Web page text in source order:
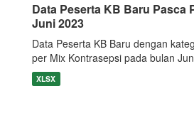
Data Peserta KB Baru Pasca
Juni 2023
Data Peserta KB Baru dengan
per Mix Kontrasepsi pada bulan
XLSX